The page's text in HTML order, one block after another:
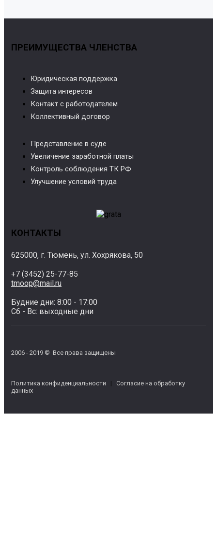
ПРЕИМУЩЕСТВА ЧЛЕНСТВА
Юридическая поддержка
Защита интересов
Контакт с работодателем
Коллективный договор
Представление в суде
Увеличение заработной платы
Контроль соблюдения ТК РФ
Улучшение условий труда
КОНТАКТЫ
625000, г. Тюмень, ул. Хохрякова, 50
+7 (3452) 25-77-85
tmoop@mail.ru
Будние дни: 8:00 - 17:00
Сб - Вс: выходные дни
2006 - 2019 © Все права защищены
Политика конфиденциальности | Согласие на обработку
данных